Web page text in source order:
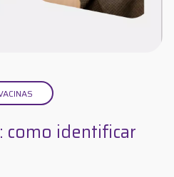
como identificar